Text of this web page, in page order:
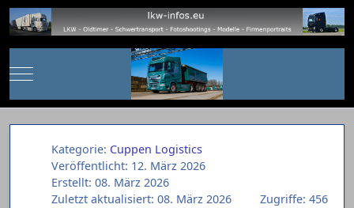
Mobile Menu Toggle
Kategorie: Cuppen Logistics
Veröffentlicht: 12. März 2026
Erstellt: 08. März 2026
Zuletzt aktualisiert: 08. März 2026
Zugriffe: 456